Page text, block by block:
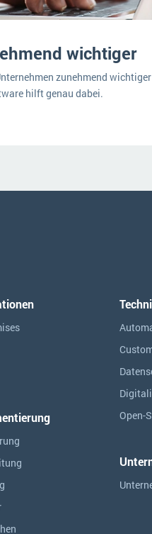
wichtiger
zunehmend
hilft genau dabei.
Open-